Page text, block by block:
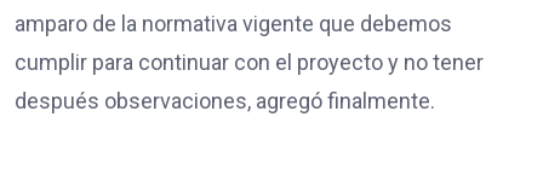
amparo de la normativa vigente que debemos
cumplir para continuar con el proyecto y no tener
después observaciones, agregó finalmente.